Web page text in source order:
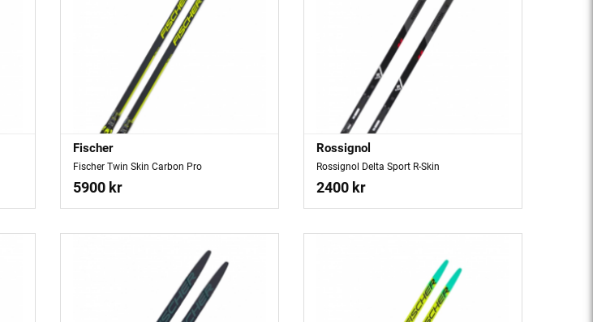
Fischer
Fischer Twin Skin Carbon Pro
5900 kr
Rossignol
Rossignol Delta Sport R-Skin
2400 kr